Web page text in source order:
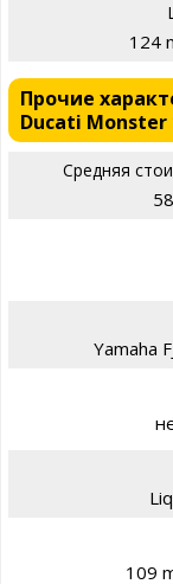
124
Прочие
Ducati Monster
Средняя
Yamaha
109